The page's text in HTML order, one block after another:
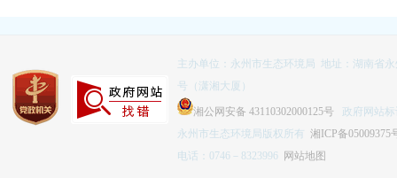
主办单位：永州市生态环境局 地址：湖南省
号（潇湘大厦）
湘公网安备 43110302000125号 政府网站标
永州市生态环境局版权所有 湘ICP备05009375
电话：0746－8323996 网站地图